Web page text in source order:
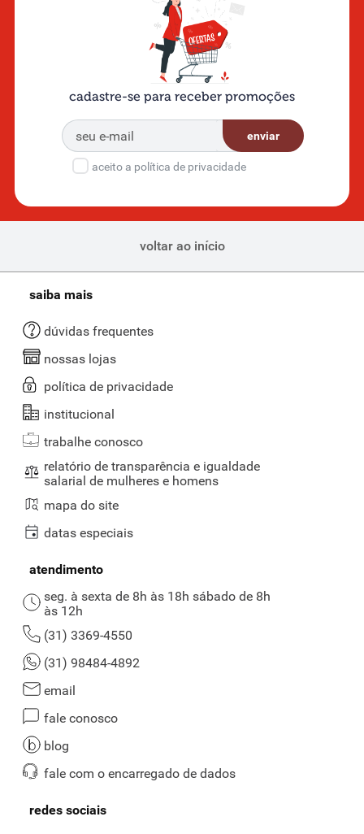
cadastre-se para receber promoções
enviar
aceito a política de privacidade
voltar ao início
saiba mais
dúvidas frequentes
nossas lojas
política de privacidade
institucional
trabalhe conosco
relatório de transparência e igualdade
salarial de mulheres e homens
mapa do site
datas especiais
atendimento
seg. à sexta de 8h às 18h sábado de 8h
às 12h
(31) 3369-4550
(31) 98484-4892
email
fale conosco
blog
fale com o encarregado de dados
redes sociais